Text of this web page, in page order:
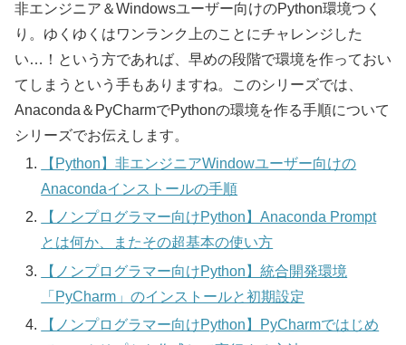
非エンジニア＆Windowsユーザー向けのPython環境つく
り。ゆくゆくはワンランク上のことにチャレンジした
い…！という方であれば、早めの段階で環境を作っておい
てしまうという手もありますね。このシリーズでは、
Anaconda＆PyCharmでPythonの環境を作る手順について
シリーズでお伝えします。
【Python】非エンジニアWindowユーザー向けの
Anacondaインストールの手順
【ノンプログラマー向けPython】Anaconda Prompt
とは何か、またその超基本の使い方
【ノンプログラマー向けPython】統合開発環境
「PyCharm」のインストールと初期設定
【ノンプログラマー向けPython】PyCharmではじめ